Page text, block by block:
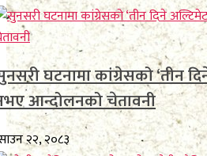
घटनामा कांग्रेसको ‘तीन
आन्दोलनको चेतावनी
२२, २०८३